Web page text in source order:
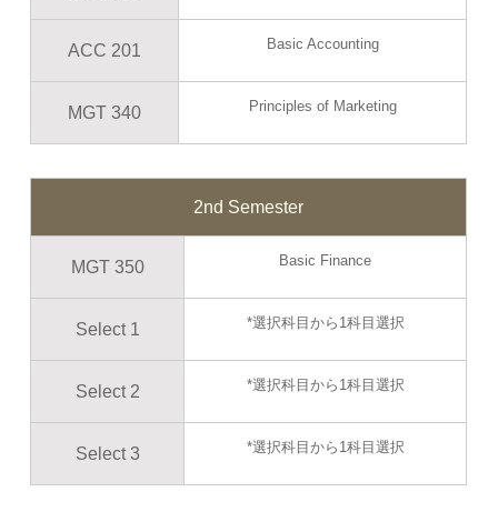
ACC 201 Basic Accounting
MGT 340 Principles of Marketing
2nd Semester
MGT 350 Basic Finance
Select 1 *選択科目から1科目選択
Select 2 *選択科目から1科目選択
Select 3 *選択科目から1科目選択